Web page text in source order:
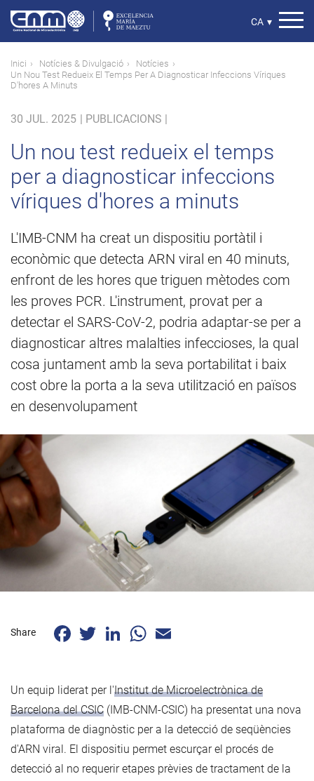
contingut
Select
CA ▾
Fil
d'ariadna
Inici Notícies & Divulgació
Notícies
Un Nou Test Redueix El Temps Per A Diagnosticar Infeccions Víriques
D'hores A Minuts
30 JUL. 2025 | PUBLICACIONS |
Un nou test redueix el temps
per a diagnosticar infeccions
víriques d'hores a minuts
L'IMB-CNM ha creat un dispositiu portàtil i
econòmic que detecta ARN viral en 40 minuts,
enfront de les hores que triguen mètodes com
les proves PCR. L'instrument, provat per a
detectar el SARS-CoV-2, podria adaptar-se per a
diagnosticar altres malalties infeccioses, la qual
cosa juntament amb la seva portabilitat i baix
cost obre la porta a la seva utilització en països
en desenvolupament
Share FacebookTwitterLinkedInWhatsApp
Un equip liderat per l'Institut de Microelectrònica de
Barcelona del CSIC (IMB-CNM-CSIC) ha presentat una nova
plataforma de diagnòstic per a la detecció de seqüències
d'ARN viral. El dispositiu permet escurçar el procés de
detecció al no requerir etapes prèvies de tractament de la